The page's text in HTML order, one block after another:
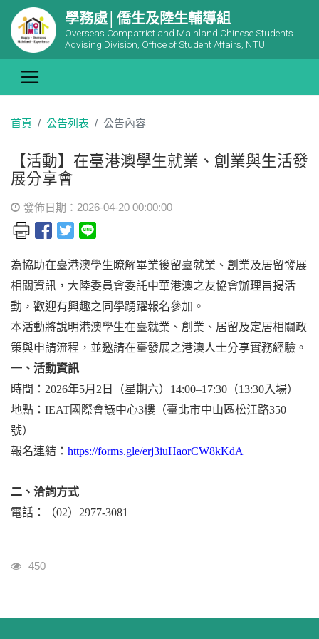
學務處│僑生及陸生輔導組
Overseas Compatriot and Mainland Chinese Students
Advising Division, Office of Student Affairs, NTU
首頁 公告列表 公告內容
【活動】在臺港澳學生就業、創業與生活發
展分享會
發佈日期：2026-04-20 00:00:00
為協助在臺港澳學生瞭解畢業後留臺就業、創業及居留發展
相關資訊，大陸委員會委託中華港澳之友協會辦理旨揭活
動，歡迎有興趣之同學踴躍報名參加。
本活動將說明港澳學生在臺就業、創業、居留及定居相關政
策與申請流程，並邀請在臺發展之港澳人士分享實務經驗。
一、活動資訊
時間：2026年5月2日（星期六）14:00–17:30（13:30入場）
地點：IEAT國際會議中心3樓（臺北市中山區松江路350
號）
報名連結： https://forms.gle/erj3iuHaorCW8kKdA
二、洽詢方式
電話：（02）2977-3081
瀏覽人次
450